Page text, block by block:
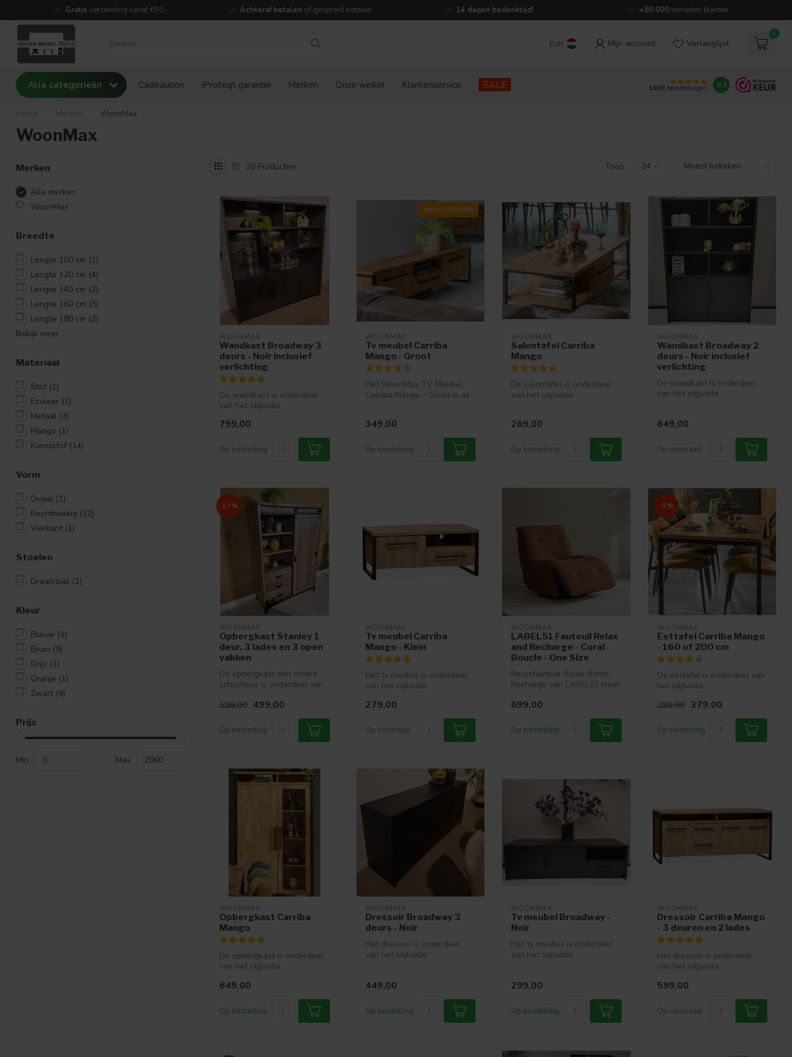
Gratis verzending vanaf €50,- Achteraf betalen of gespreid betalen 14 dagen bedenktijd! +80.000tevreden klanten
EUR Mijn account Verlanglijst
0
Alle categorieën Cadeaubon iProteqt garantie Merken Onze winkel Klantenservice SALE 1808 beoordelingen 9.3
Home Merken WoonMax
WoonMax
Merken
Alle merken
WoonMax
Breedte
Lengte 100 cm (1)
Lengte 120 cm (4)
Lengte 140 cm (2)
Lengte 160 cm (5)
Lengte 180 cm (3)
Bekijk meer
Materiaal
Stof (1)
Ecoleer (1)
Metaal (3)
Mango (1)
Kunststof (14)
Vorm
Ovaal (1)
Rechthoekig (12)
Vierkant (1)
Stoelen
Draaistoel (1)
Kleur
Blauw (1)
Bruin (9)
Grijs (1)
Oranje (1)
Zwart (9)
Prijs
Min Max
20 Producten Toon:
WOONMAX
Wandkast Broadway 3
deurs - Noir inclusief
verlichting
De wandkast is onderdeel
van het stijlvolle
Het woonprog...
799,00
Op bestelling
MEEST GEKOZEN
WOONMAX
Tv meubel Carriba
Mango - Groot
Het WoonMax TV Meubel
Carriba Mango – Groot is dé
349,00
Op bestelling
WOONMAX
Salontafel Carriba
Mango
De salontafel is onderdeel
van het stijlvolle
269,00
Op bestelling
WOONMAX
Wandkast Broadway 2
deurs - Noir inclusief
verlichting
De wandkast is onderdeel
van het stijlvolle
649,00
Op voorraad
-17%
WOONMAX
Opbergkast Stanley 1
deur, 3 lades en 3 open
vakken
De opbergkast met stoere
schuifdeur is onderdeel van
woonprogramm...
599,00 499,00
Op bestelling
WOONMAX
Tv meubel Carriba
Mango - Klein
Het tv meubel is onderdeel
van het stijlvolle
Het woonpro...
279,00
Op voorraad
WOONMAX
LABEL51 Fauteuil Relax
and Recharge - Coral -
Boucle - One Size
Relaxfauteuil Relax &amp:
Recharge van LABEL51 biedt
699,00
Op bestelling
-5%
WOONMAX
Eettafel Carriba Mango
- 160 of 200 cm
De eettafel is onderdeel van
het stijlvolle
Het woonprogr...
399,00 379,00
Op bestelling
WOONMAX
Opbergkast Carriba
Mango
De opbergkast is onderdeel
van het stijlvolle
Het woonpro...
649,00
Op bestelling
WOONMAX
Dressoir Broadway 3
deurs - Noir
Het dressoir is onderdeel
van het stijlvolle
449,00
Op bestelling
WOONMAX
Tv meubel Broadway -
Noir
Het tv meubel is onderdeel
van het stijlvolle
299,00
Op bestelling
WOONMAX
Dressoir Carriba Mango
- 3 deuren en 2 lades
Het dressoir is onderdeel
van het stijlvolle
Het woonprog...
599,00
Op voorraad